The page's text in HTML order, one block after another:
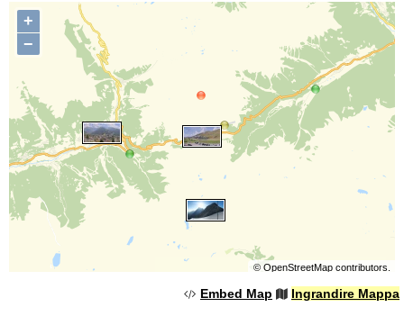
+
−
© OpenStreetMapcontributors.
Embed Map Ingrandire Mappa